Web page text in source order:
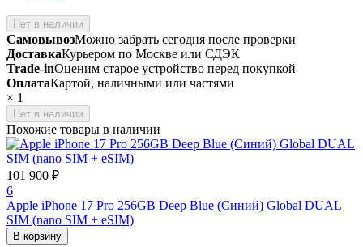
Нет в наличии
СамовывозМожно забрать сегодня после проверки
ДоставкаКурьером по Москве или СДЭК
Trade-inОценим старое устройство перед покупкой
ОплатаКартой, наличными или частями
× 1
Нет в наличии
Похожие товары в наличии
101 900 ₽
6
Apple iPhone 17 Pro 256GB Deep Blue (Синий) Global DUAL
SIM (nano SIM + eSIM)
В корзину